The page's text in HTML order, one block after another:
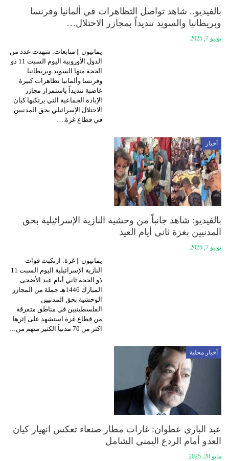
بالفيديو.. شاهد تواصل التظاهرات في ألمانيا وفرنسا
وبريطانيا والسويد تنديداً بمجازر الاحتلال…
يونيو 7, 2025
يمانيون || متابعات: شهدت عدد من
الدول الأوروبية اليوم السبت 11 ذو
الحجة منها السويد وبريطانيا
وفرنسا وألمانيا تظاهرات كبيرة
غاضبة تنديداً باستمرار مجازر
الإبادة الجماعية التي يرتكبها كيان
الاحتلال الإسرائيلي بحق المدنيين
في قطاع غزة.…
أخبار
بالفيديو: شاهد جانباً من وحشية النازية الإسرائيلية بحق
المدنيين بغزة ثاني أيام العيد
يونيو 7, 2025
يمانيون || غزة: ارتكبت قوات
النازية الإسرائيلية اليوم السبت 11
ذو الحجة ثاني أيام عيد الأضحى
المبارك 1446هـ جملة من المجازر
الوحشية بحق المدنيين
الفلسطينيين في مناطق متفرقة
من قطاع غزة استشهد على إثرها
اكثر من 70 مدنياً الكثير منهم من…
أخبار محلية
عبد الباري عطوان: غارات مطار صنعاء تعكس انهيار كيان
العدو أمام الردع اليمني الشامل
مايو 28, 2025